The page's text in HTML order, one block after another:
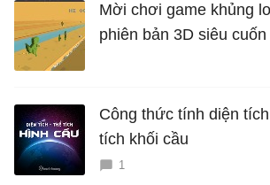
Mời chơi game khủng
phiên bản 3D siêu
Công thức tính diện
tích khối cầu
1